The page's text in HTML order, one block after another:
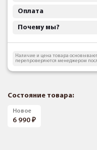
Оплата
Почему мы?
Наличие и цена товара
перепроверяются менеджером
Состояние товара:
Новое
6 990